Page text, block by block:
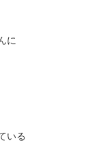
に
いる